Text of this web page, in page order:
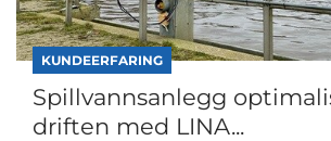
KUNDEERFARING
Spillvannsanlegg
driften med LINA...